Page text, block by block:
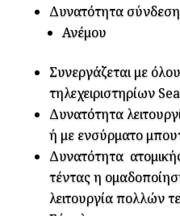
συστημάτων
σκίασης
ποσότητα
Δυνατότητα
Ανέμου
Συνεργάζεται με
τηλεχειριστηρίων
Δυνατότητα
ή με ενσύρματο
Δυνατότητα
τέντας η
λειτουργία πολλών